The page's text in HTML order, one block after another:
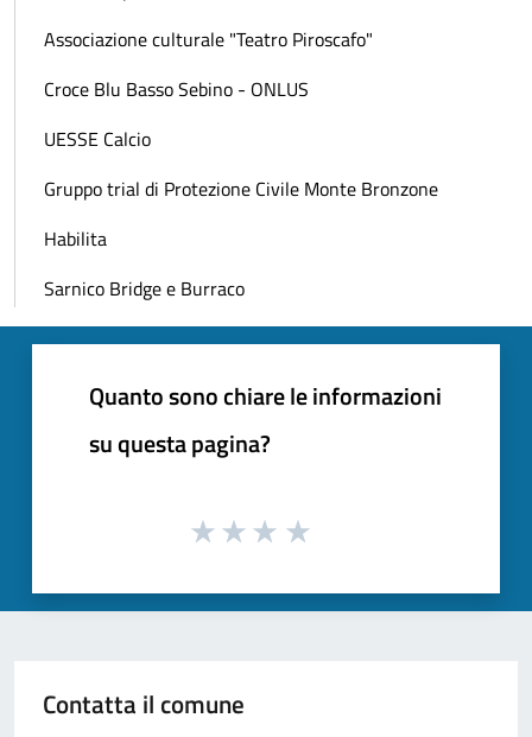
Associazione culturale "Teatro Piroscafo"
Croce Blu Basso Sebino - ONLUS
UESSE Calcio
Gruppo trial di Protezione Civile Monte Bronzone
Habilita
Sarnico Bridge e Burraco
Quanto sono chiare le informazioni
su questa pagina?
Contatta il comune